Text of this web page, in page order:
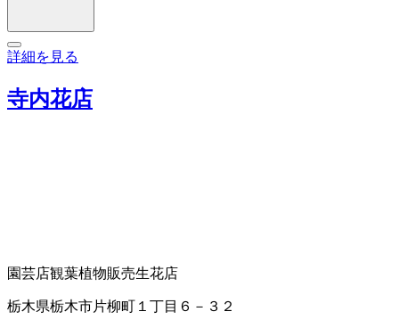
詳細を見る
寺内花店
園芸店観葉植物販売生花店
栃木県栃木市片柳町１丁目６－３２